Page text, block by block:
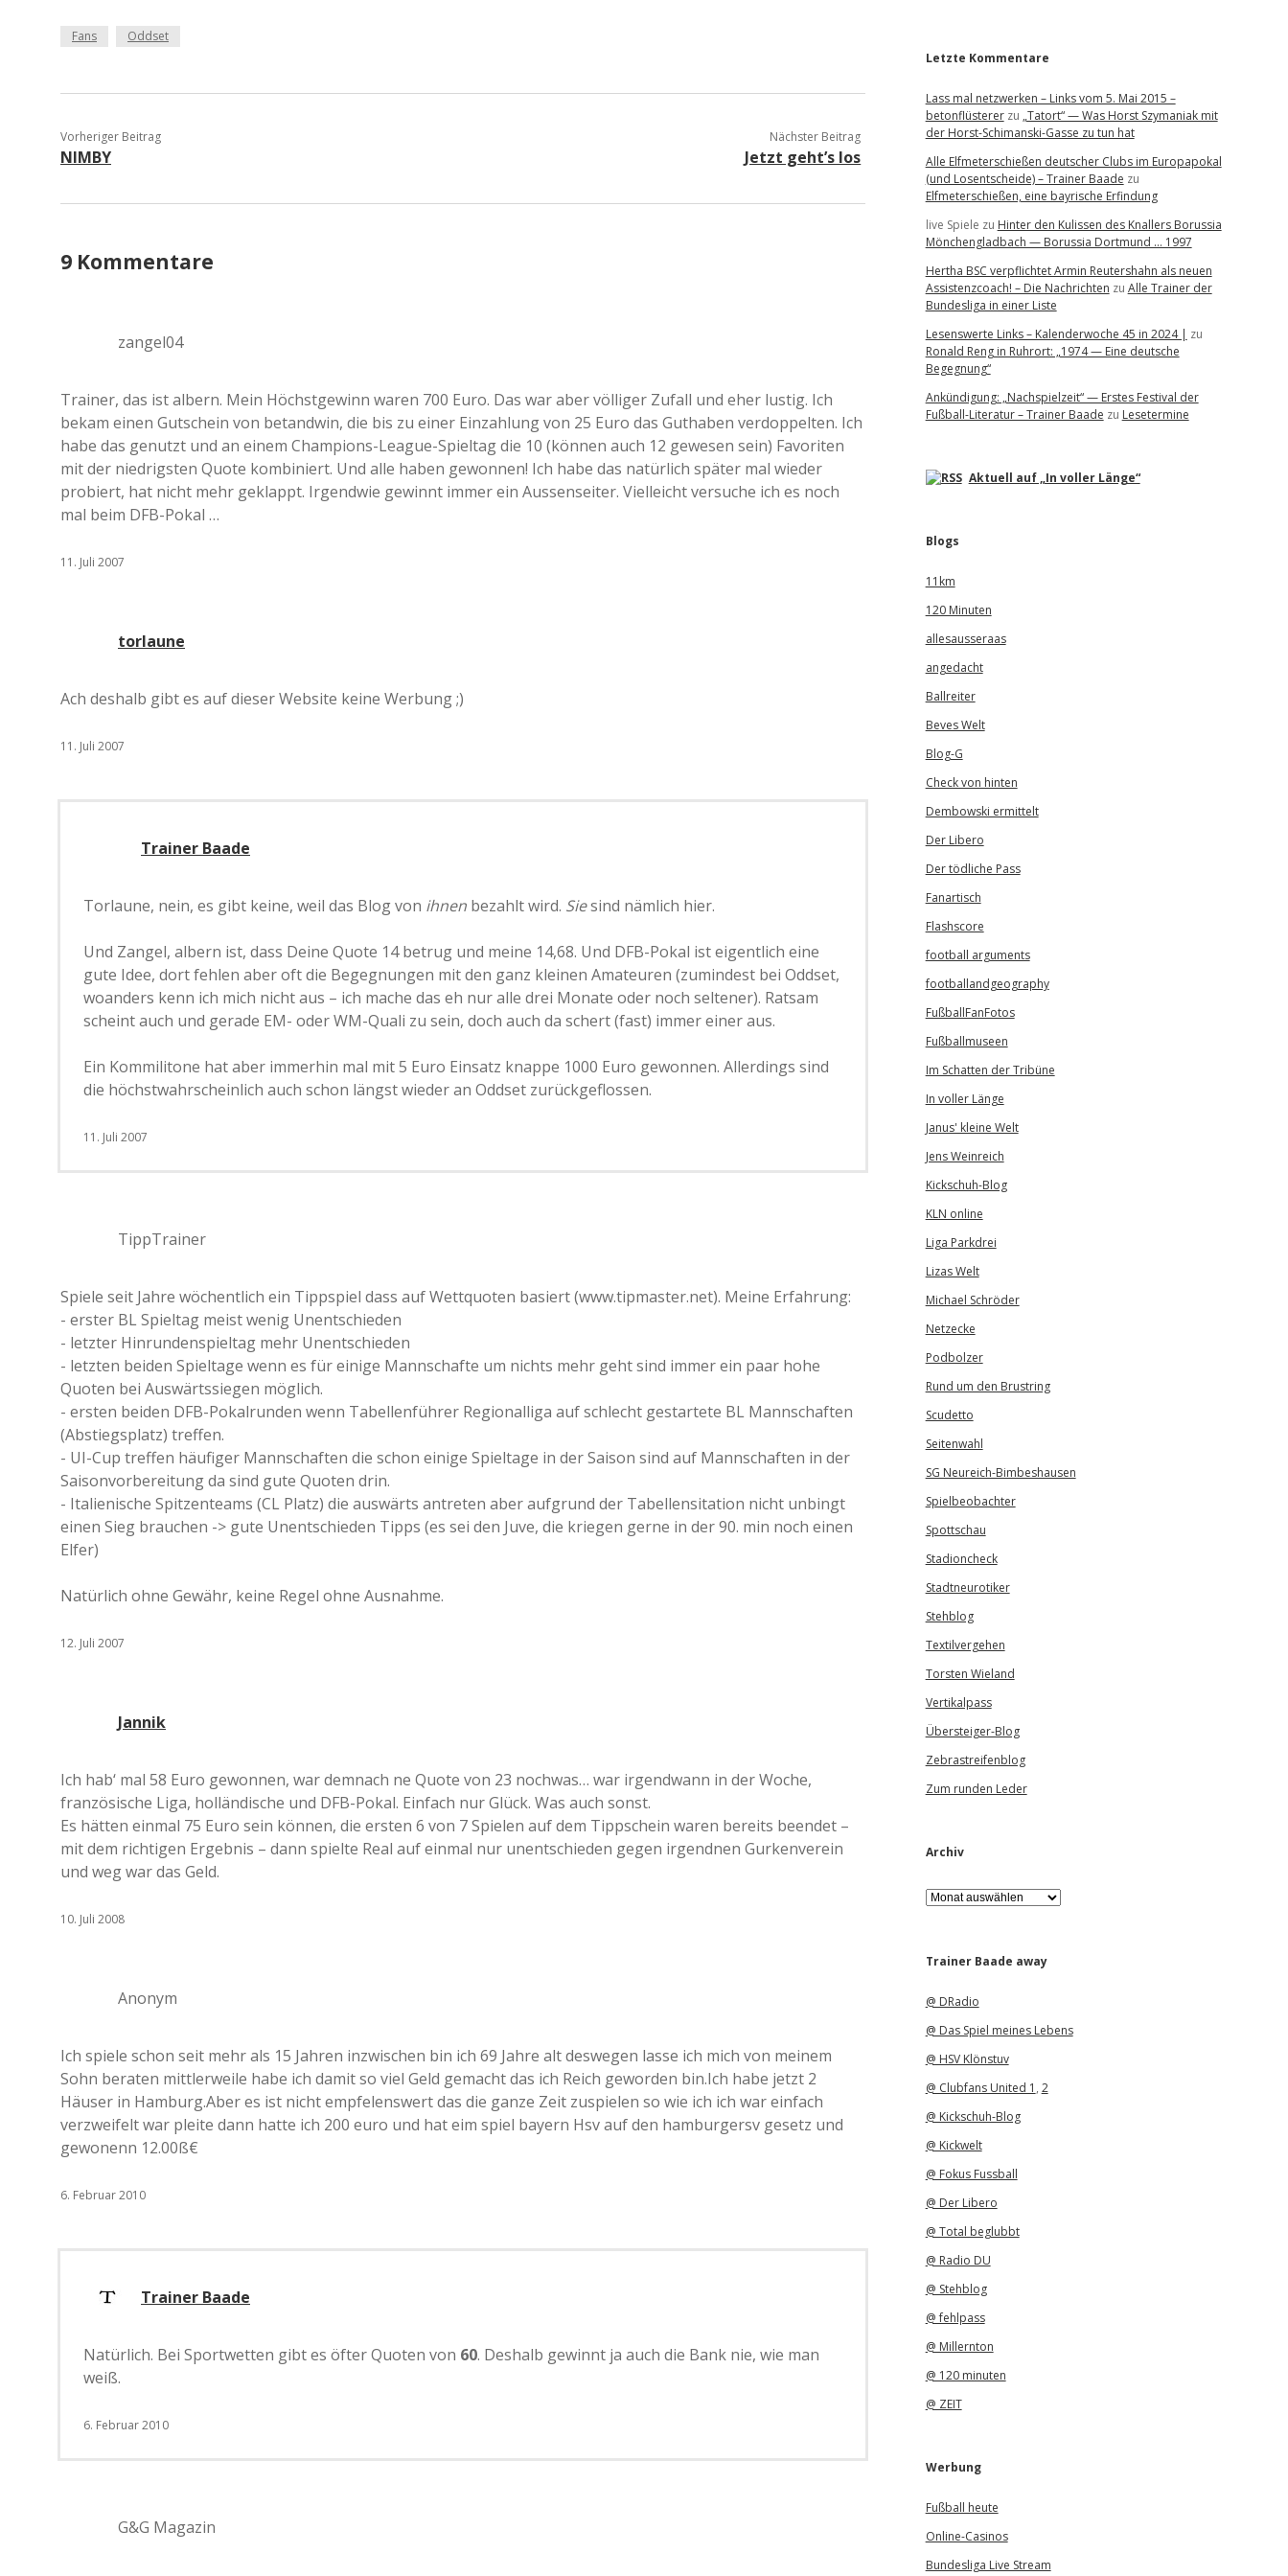
a
e
Fans Oddset
Vorheriger Beitrag
NIMBY
Nächster Beitrag
Jetzt geht’s los
9 Kommentare
zangel04
Trainer, das ist albern. Mein Höchstgewinn waren 700 Euro. Das war aber völliger Zufall und eher lustig. Ich
bekam einen Gutschein von betandwin, die bis zu einer Einzahlung von 25 Euro das Guthaben verdoppelten. Ich
habe das genutzt und an einem Champions-League-Spieltag die 10 (können auch 12 gewesen sein) Favoriten
mit der niedrigsten Quote kombiniert. Und alle haben gewonnen! Ich habe das natürlich später mal wieder
probiert, hat nicht mehr geklappt. Irgendwie gewinnt immer ein Aussenseiter. Vielleicht versuche ich es noch
mal beim DFB-Pokal …
11. Juli 2007
torlaune
Ach deshalb gibt es auf dieser Website keine Werbung ;)
11. Juli 2007
Trainer Baade
Torlaune, nein, es gibt keine, weil das Blog von ihnen bezahlt wird. Siesind nämlich hier.
Und Zangel, albern ist, dass Deine Quote 14 betrug und meine 14,68. Und DFB-Pokal ist eigentlich eine
gute Idee, dort fehlen aber oft die Begegnungen mit den ganz kleinen Amateuren (zumindest bei Oddset,
woanders kenn ich mich nicht aus – ich mache das eh nur alle drei Monate oder noch seltener). Ratsam
scheint auch und gerade EM- oder WM-Quali zu sein, doch auch da schert (fast) immer einer aus.
Ein Kommilitone hat aber immerhin mal mit 5 Euro Einsatz knappe 1000 Euro gewonnen. Allerdings sind
die höchstwahrscheinlich auch schon längst wieder an Oddset zurückgeflossen.
11. Juli 2007
TippTrainer
Spiele seit Jahre wöchentlich ein Tippspiel dass auf Wettquoten basiert (www.tipmaster.net). Meine Erfahrung:
- erster BL Spieltag meist wenig Unentschieden
- letzter Hinrundenspieltag mehr Unentschieden
- letzten beiden Spieltage wenn es für einige Mannschafte um nichts mehr geht sind immer ein paar hohe
Quoten bei Auswärtssiegen möglich.
- ersten beiden DFB-Pokalrunden wenn Tabellenführer Regionalliga auf schlecht gestartete BL Mannschaften
(Abstiegsplatz) treffen.
- UI-Cup treffen häufiger Mannschaften die schon einige Spieltage in der Saison sind auf Mannschaften in der
Saisonvorbereitung da sind gute Quoten drin.
- Italienische Spitzenteams (CL Platz) die auswärts antreten aber aufgrund der Tabellensitation nicht unbingt
einen Sieg brauchen -> gute Unentschieden Tipps (es sei den Juve, die kriegen gerne in der 90. min noch einen
Elfer)
Natürlich ohne Gewähr, keine Regel ohne Ausnahme.
12. Juli 2007
Jannik
Ich hab‘ mal 58 Euro gewonnen, war demnach ne Quote von 23 nochwas… war irgendwann in der Woche,
französische Liga, holländische und DFB-Pokal. Einfach nur Glück. Was auch sonst.
Es hätten einmal 75 Euro sein können, die ersten 6 von 7 Spielen auf dem Tippschein waren bereits beendet –
mit dem richtigen Ergebnis – dann spielte Real auf einmal nur unentschieden gegen irgendnen Gurkenverein
und weg war das Geld.
10. Juli 2008
Anonym
Ich spiele schon seit mehr als 15 Jahren inzwischen bin ich 69 Jahre alt deswegen lasse ich mich von meinem
Sohn beraten mittlerweile habe ich damit so viel Geld gemacht das ich Reich geworden bin.Ich habe jetzt 2
Häuser in Hamburg.Aber es ist nicht empfelenswert das die ganze Zeit zuspielen so wie ich ich war einfach
verzweifelt war pleite dann hatte ich 200 euro und hat eim spiel bayern Hsv auf den hamburgersv gesetz und
gewonenn 12.00ß€
6. Februar 2010
Trainer Baade
Natürlich. Bei Sportwetten gibt es öfter Quoten von 60. Deshalb gewinnt ja auch die Bank nie, wie man
weiß.
6. Februar 2010
G&G Magazin
Letzte Kommentare
Lass mal netzwerken – Links vom 5. Mai 2015 –
betonflüstererzu „Tatort“ — Was Horst Szymaniak mit
der Horst-Schimanski-Gasse zu tun hat
Alle Elfmeterschießen deutscher Clubs im Europapokal
(und Losentscheide) – Trainer Baade zu
Elfmeterschießen, eine bayrische Erfindung
live Spiele zu Hinter den Kulissen des Knallers Borussia
Mönchengladbach — Borussia Dortmund … 1997
Hertha BSC verpflichtet Armin Reutershahn als neuen
Assistenzcoach! – Die Nachrichten zu Alle Trainer der
Bundesliga in einer Liste
Lesenswerte Links – Kalenderwoche 45 in 2024 | zu
Ronald Reng in Ruhrort: „1974 — Eine deutsche
Begegnung“
Ankündigung: „Nachspielzeit“ — Erstes Festival der
Fußball-Literatur – Trainer Baade zu Lesetermine
Aktuell auf „In voller Länge“
Blogs
11km
120 Minuten
allesausseraas
angedacht
Ballreiter
Beves Welt
Blog-G
Check von hinten
Dembowski ermittelt
Der Libero
Der tödliche Pass
Fanartisch
Flashscore
football arguments
footballandgeography
FußballFanFotos
Fußballmuseen
Im Schatten der Tribüne
In voller Länge
Janus' kleine Welt
Jens Weinreich
Kickschuh-Blog
KLN online
Liga Parkdrei
Lizas Welt
Michael Schröder
Netzecke
Podbolzer
Rund um den Brustring
Scudetto
Seitenwahl
SG Neureich-Bimbeshausen
Spielbeobachter
Spottschau
Stadioncheck
Stadtneurotiker
Stehblog
Textilvergehen
Torsten Wieland
Vertikalpass
Übersteiger-Blog
Zebrastreifenblog
Zum runden Leder
Archiv
A
r
iTrainer Baade away
@ DRadio
@ Das Spiel meines Lebens
@ HSV Klönstuv
@ Clubfans United 1 , 2
@ Kickschuh-Blog
@ Kickwelt
@ Fokus Fussball
@ Der Libero
@ Total beglubbt
@ Radio DU
@ Stehblog
@ fehlpass
@ Millernton
@ 120 minuten
@ ZEIT
Werbung
Fußball heute
Online-Casinos
Bundesliga Live Stream